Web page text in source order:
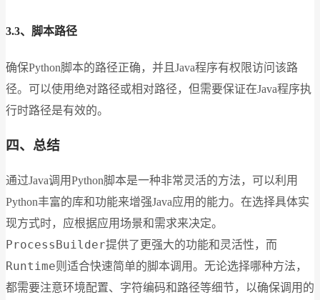
3.3、脚本路径
确保Python脚本的路径正确，并且Java程序有权限访问该路
径。可以使用绝对路径或相对路径，但需要保证在Java程序执
行时路径是有效的。
四、总结
通过Java调用Python脚本是一种非常灵活的方法，可以利用
Python丰富的库和功能来增强Java应用的能力。在选择具体实
现方式时，应根据应用场景和需求来决定。
ProcessBuilder提供了更强大的功能和灵活性，而
Runtime则适合快速简单的脚本调用。无论选择哪种方法，
都需要注意环境配置、字符编码和路径等细节，以确保调用的